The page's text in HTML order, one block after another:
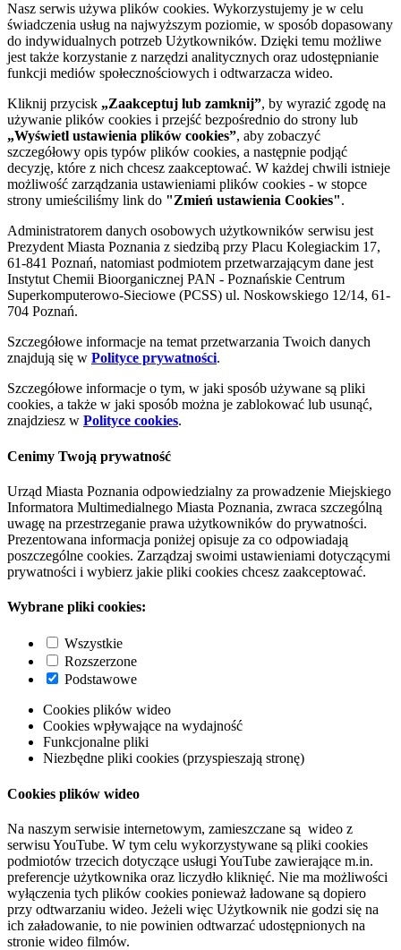
Nasz serwis używa plików cookies. Wykorzystujemy je w celu
świadczenia usług na najwyższym poziomie, w sposób dopasowany
do indywidualnych potrzeb Użytkowników. Dzięki temu możliwe
jest także korzystanie z narzędzi analitycznych oraz udostępnianie
funkcji mediów społecznościowych i odtwarzacza wideo.
Kliknij przycisk „Zaakceptuj lub zamknij”, by wyrazić zgodę na
używanie plików cookies i przejść bezpośrednio do strony lub
„Wyświetl ustawienia plików cookies”, aby zobaczyć
szczegółowy opis typów plików cookies, a następnie podjąć
decyzję, które z nich chcesz zaakceptować. W każdej chwili istnieje
możliwość zarządzania ustawieniami plików cookies - w stopce
strony umieściliśmy link do "Zmień ustawienia Cookies".
Administratorem danych osobowych użytkowników serwisu jest
Prezydent Miasta Poznania z siedzibą przy Placu Kolegiackim 17,
61-841 Poznań, natomiast podmiotem przetwarzającym dane jest
Instytut Chemii Bioorganicznej PAN - Poznańskie Centrum
Superkomputerowo-Sieciowe (PCSS) ul. Noskowskiego 12/14, 61-
704 Poznań.
Szczegółowe informacje na temat przetwarzania Twoich danych
znajdują się w Polityce prywatności.
Szczegółowe informacje o tym, w jaki sposób używane są pliki
cookies, a także w jaki sposób można je zablokować lub usunąć,
znajdziesz w Polityce cookies.
Cenimy Twoją prywatność
Urząd Miasta Poznania odpowiedzialny za prowadzenie Miejskiego
Informatora Multimedialnego Miasta Poznania, zwraca szczególną
uwagę na przestrzeganie prawa użytkowników do prywatności.
Prezentowana informacja poniżej opisuje za co odpowiadają
poszczególne cookies. Zarządzaj swoimi ustawieniami dotyczącymi
prywatności i wybierz jakie pliki cookies chcesz zaakceptować.
Wybrane pliki cookies:
Wszystkie
Rozszerzone
Podstawowe
Cookies plików wideo
Cookies wpływające na wydajność
Funkcjonalne pliki
Niezbędne pliki cookies (przyspieszają stronę)
Cookies plików wideo
Na naszym serwisie internetowym, zamieszczane są wideo z
serwisu YouTube. W tym celu wykorzystywane są pliki cookies
podmiotów trzecich dotyczące usługi YouTube zawierające m.in.
preferencje użytkownika oraz liczydło kliknięć. Nie ma możliwości
wyłączenia tych plików cookies ponieważ ładowane są dopiero
przy odtwarzaniu wideo. Jeżeli więc Użytkownik nie godzi się na
ich załadowanie, to nie powinien odtwarzać udostępnionych na
stronie wideo filmów.